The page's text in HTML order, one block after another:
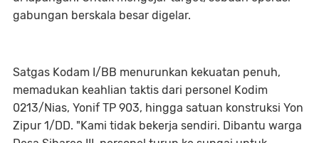
gabungan berskala besar digelar.
Satgas Kodam I/BB menurunkan kekuatan penuh,
memadukan keahlian taktis dari personel Kodim
0213/Nias, Yonif TP 903, hingga satuan konstruksi Yon
Zipur 1/DD. "Kami tidak bekerja sendiri. Dibantu warga